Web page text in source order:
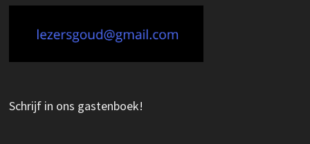
Schrijf in ons gastenboek!